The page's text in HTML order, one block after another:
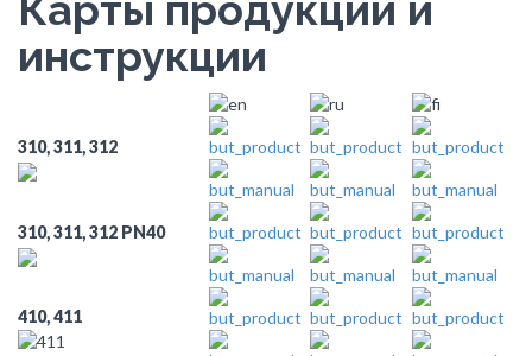
инструкции
310, 311, 312
310, 311, 312 PN40
410, 411